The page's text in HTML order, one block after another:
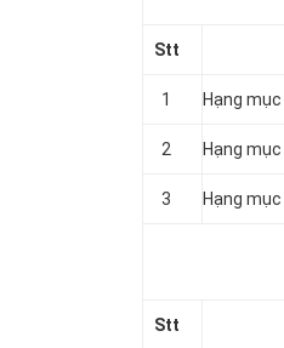
Stt
1 Hạng
2 Hạng
3 Hạng
Stt